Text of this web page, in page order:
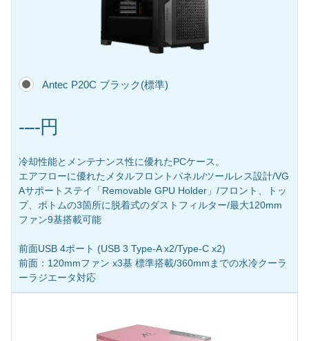
Antec P20C ブラック(標準)
----円
冷却性能とメンテナンス性に優れたPCケース。
エアフローに優れたメタルフロントパネル/ツールレス設計/VG
Aサポートステイ「Removable GPU Holder」/フロント、トッ
プ、ボトムの3箇所に脱着式のダストフィルター/最大120mm
ファン9基搭載可能
前面USB 4ポート (USB 3 Type-A x2/Type-C x2)
前面：120mmファン x3基 標準搭載/360mmまでの水冷クーラ
ーラジエータ対応